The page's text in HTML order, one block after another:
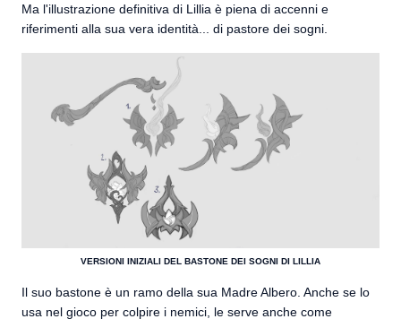
Ma l'illustrazione definitiva di Lillia è piena di accenni e
riferimenti alla sua vera identità... di pastore dei sogni.
VERSIONI INIZIALI DEL BASTONE DEI SOGNI DI LILLIA
Il suo bastone è un ramo della sua Madre Albero. Anche se lo
usa nel gioco per colpire i nemici, le serve anche come